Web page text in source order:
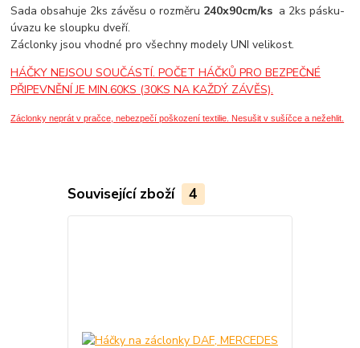
Sada obsahuje 2ks závěsu o rozměru 240x90cm/ks a 2ks pásku-
úvazu ke sloupku dveří.
Záclonky jsou vhodné pro všechny modely UNI velikost.
HÁČKY NEJSOU SOUČÁSTÍ. POČET HÁČKŮ PRO BEZPEČNÉ
PŘIPEVNĚNÍ JE MIN.60KS (30KS NA KAŽDÝ ZÁVĚS).
Záclonky neprát v pračce, nebezpečí poškození textilie. Nesušit v sušíčce a nežehlit.
Související zboží 4